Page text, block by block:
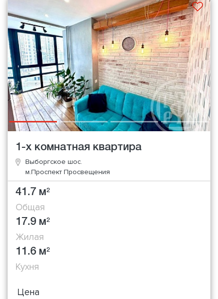
1-х комнатная квартира
Выборгское шос.
м.Проспект Просвещения
41.7 м2
Общая
17.9 м2
Жилая
11.6 м2
Кухня
Цена